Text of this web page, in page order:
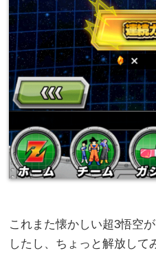
これまた懐かしい超3悟空
したし、ちょっと解放して